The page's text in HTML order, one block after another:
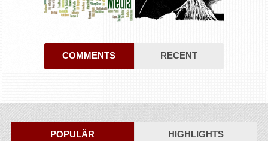
COMMENTS RECENT
POPULÄR HIGHLIGHTS